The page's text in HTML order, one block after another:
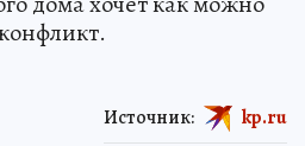
Источник: kp.ru